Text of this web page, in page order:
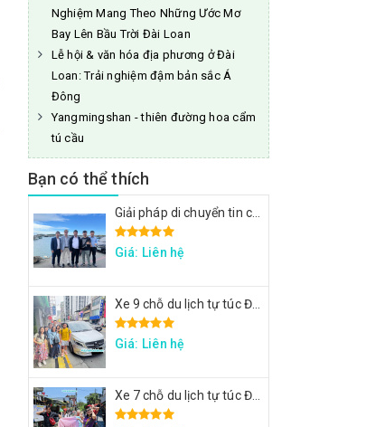
Nghiệm Mang Theo Những Ước Mơ
Bay Lên Bầu Trời Đài Loan
Lễ hội & văn hóa địa phương ở Đài
Loan: Trải nghiệm đậm bản sắc Á
Đông
Yangmingshan - thiên đường hoa cẩm
tú cầu
Bạn có thể thích
Giá: Liên hệ
Giá: Liên hệ